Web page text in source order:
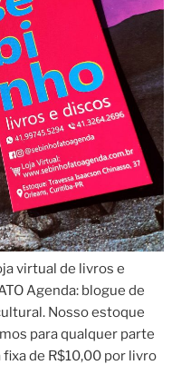
virtual de livros e
Agenda: blogue de
Nosso estoque
para qualquer parte
de R$10,00 por livro